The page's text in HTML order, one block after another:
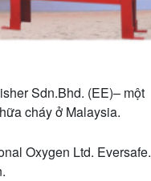
Sdn.Bhd. (EE)– một
cháy ở Malaysia.
Oxygen Ltd. Eversafe.